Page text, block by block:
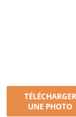
TÉLÉCHARGER
UNE PHOTO